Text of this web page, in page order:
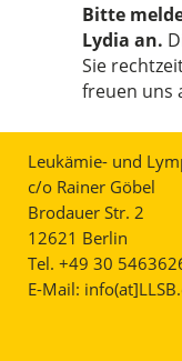
Bitte
Lydia an.
Sie
freuen uns
Leukämie- und
c/o Rainer Göbel
Brodauer Str. 2
12621 Berlin
Tel. +49 30
E-Mail: